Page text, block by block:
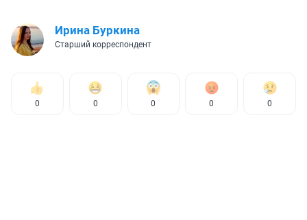
Ирина Буркина
Старший корреспондент
0 0 0 0 0